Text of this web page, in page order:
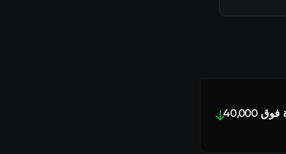
ترقب الموافقة على صندوق Bitcoin ETF يدفع أسعار العملات المشفرة فوق 40,000↓